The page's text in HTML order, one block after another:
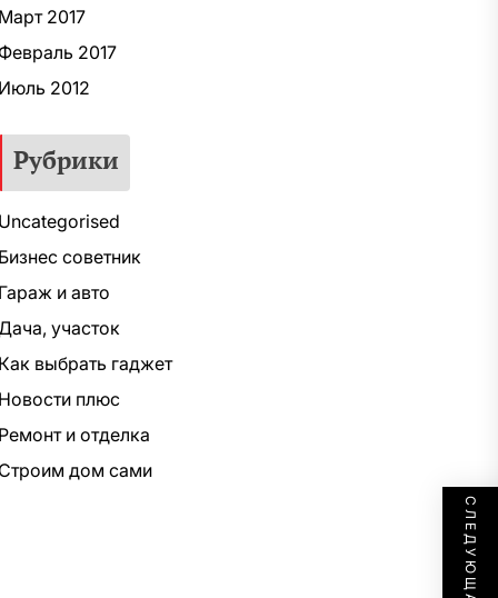
Март 2017
Февраль 2017
Июль 2012
Рубрики
Uncategorised
Бизнес советник
Гараж и авто
участок
Как выбрать гаджет
Новости плюс
Ремонт и отделка
Строим дом сами